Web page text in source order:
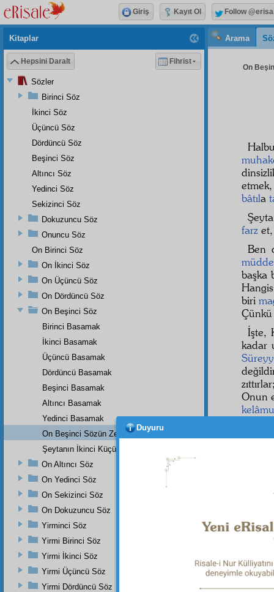
Arama
On
bâtıla
farz
Ben
başka
biri
İşte,
kadar
Onun
Dipnot-1
bk. Es-
Kitaplar
Hepsini Daralt Fihrist
Sözler
Birinci Söz
İkinci Söz
Üçüncü Söz
Dördüncü Söz
Beşinci Söz
Altıncı Söz
Yedinci Söz
Sekizinci Söz
Dokuzuncu Söz
Onuncu Söz
On Birinci Söz
On İkinci Söz
On Üçüncü Söz
On Dördüncü Söz
On Beşinci Söz
Birinci Basamak
İkinci Basamak
Üçüncü Basamak
Dördüncü Basamak
Beşinci Basamak
Altıncı Basamak
Yedinci Basamak
On Beşinci Sözün Zeyli
Şeytanın İkinci Küçük Bir İtirazı
On Altıncı Söz
On Yedinci Söz
On Sekizinci Söz
On Dokuzuncu Söz
Yirminci Söz
Yirmi Birinci Söz
Yirmi İkinci Söz
Yirmi Üçüncü Söz
Yirmi Dördüncü Söz
Giriş Kayıt Ol Follow
Duyuru